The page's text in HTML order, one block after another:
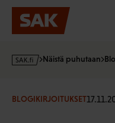
Hyppää
sisältöön
s
·
Näistä puhutaan
BLOGIKIRJOITUKSET